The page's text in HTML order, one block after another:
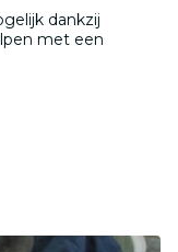
dankzij
met een